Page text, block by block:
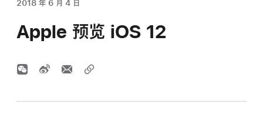
2018 年 6 月 4 日
Apple 预览 iOS 12